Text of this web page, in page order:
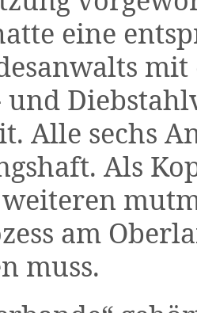
eine
und
Alle sechs
Als
am
muss.